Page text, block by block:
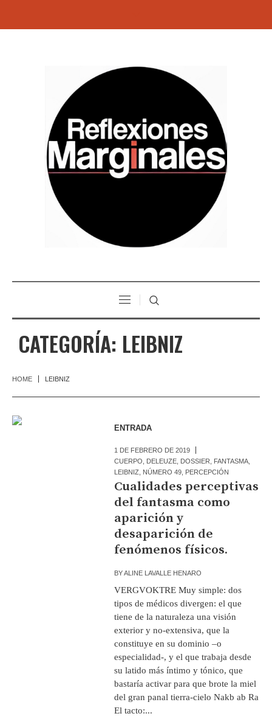
CATEGORÍA: LEIBNIZ
HOME LEIBNIZ
ENTRADA
1 DE FEBRERO DE 2019
CUERPO
DELEUZE DOSSIER FANTASMA
LEIBNIZ
NÚMERO 49 PERCEPCIÓN
Cualidades perceptivas
del fantasma como
aparición y
desaparición de
fenómenos físicos.
BYALINE LAVALLE HENARO
VERGVOKTRE Muy simple: dos
tipos de médicos divergen: el que
tiene de la naturaleza una visión
exterior y no-extensiva, que la
constituye en su dominio –o
especialidad-, y el que trabaja desde
su latido más íntimo y tónico, que
bastaría activar para que brote la miel
del gran panal tierra-cielo Nakb ab Ra
El tacto:...